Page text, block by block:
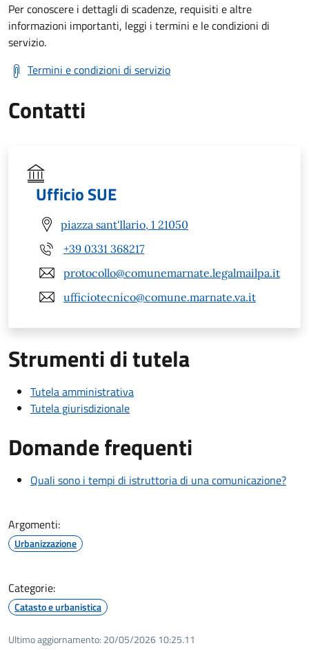
Per conoscere i dettagli di scadenze, requisiti e altre
informazioni importanti, leggi i termini e le condizioni di
servizio.
Termini e condizioni di servizio
Contatti
Ufficio SUE
piazza sant'Ilario, 1 21050
+39 0331 368217
protocollo@comunemarnate.legalmailpa.it
ufficiotecnico@comune.marnate.va.it
Strumenti di tutela
Tutela amministrativa
Tutela giurisdizionale
Domande frequenti
Quali sono i tempi di istruttoria di una comunicazione?
Argomenti:
Urbanizzazione
Categorie:
Catasto e urbanistica
Ultimo aggiornamento: 20/05/2026 10:25.11